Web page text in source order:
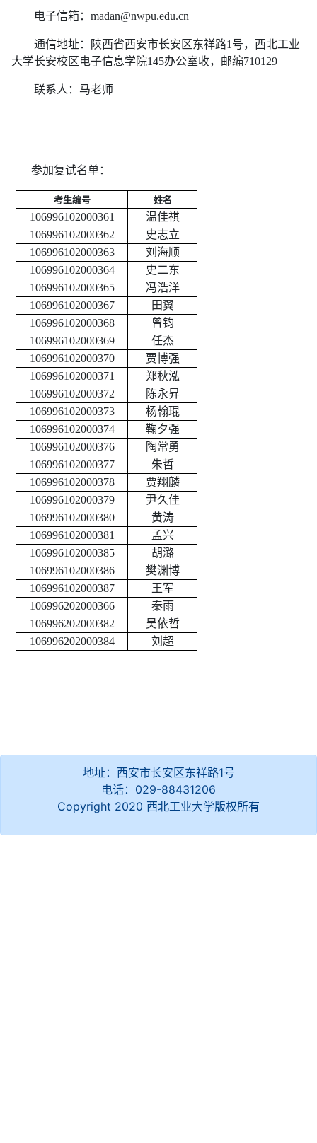
电子信箱：madan@nwpu.edu.cn
通信地址：陕西省西安市长安区东祥路1号，西北工业
大学长安校区电子信息学院145办公室收，邮编710129
联系人：马老师
参加复试名单：
考生编号 姓名
106996102000361
温佳祺
106996102000362
史志立
106996102000363
刘海顺
106996102000364
史二东
106996102000365
冯浩洋
106996102000367
田翼
106996102000368
曾钧
106996102000369
任杰
106996102000370
贾博强
106996102000371
郑秋泓
106996102000372
陈永昇
106996102000373
杨翰琨
106996102000374
鞠夕强
106996102000376
陶常勇
106996102000377
朱哲
106996102000378
贾翔麟
106996102000379
尹久佳
106996102000380
黄涛
106996102000381
孟兴
106996102000385
胡潞
106996102000386
樊渊博
106996102000387
王军
106996202000366
秦雨
106996202000382
吴依哲
106996202000384
刘超
地址：西安市长安区东祥路1号
电话：029-88431206
Copyright 2020 西北工业大学版权所有